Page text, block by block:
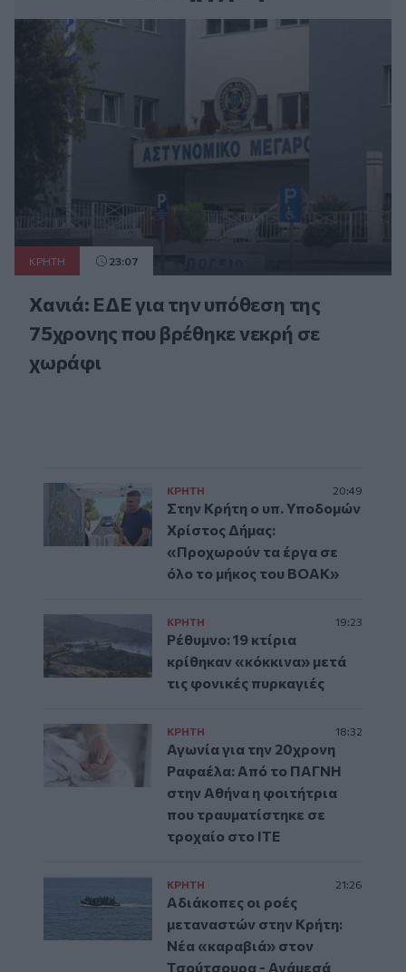
ΚΡΗΤΗ 23:07
Χανιά: ΕΔΕ για την υπόθεση της
75χρονης που βρέθηκε νεκρή σε
χωράφι
ΚΡΗΤΗ 20:49
Στην Κρήτη ο υπ. Υποδομών
Χρίστος Δήμας:
«Προχωρούν τα έργα σε
όλο το μήκος του ΒΟΑΚ»
ΚΡΗΤΗ 19:23
Ρέθυμνο: 19 κτίρια
κρίθηκαν «κόκκινα» μετά
τις φονικές πυρκαγιές
ΚΡΗΤΗ 18:32
Αγωνία για την 20χρονη
Ραφαέλα: Από το ΠΑΓΝΗ
στην Αθήνα η φοιτήτρια
που τραυματίστηκε σε
τροχαίο στο ΙΤΕ
ΚΡΗΤΗ 21:26
Αδιάκοπες οι ροές
μεταναστών στην Κρήτη:
Νέα «καραβιά» στον
Τσούτσουρα - Ανάμεσά